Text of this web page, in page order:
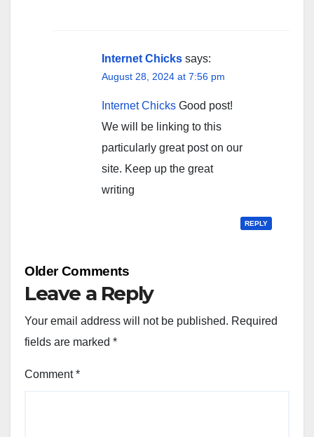
Internet Chicks says:
August 28, 2024 at 7:56 pm
Internet Chicks Good post!
We will be linking to this
particularly great post on our
site. Keep up the great
writing
REPLY
Comment
Older Comments
Leave a Reply
Your email address will not be published. Required
fields are marked *
Comment*